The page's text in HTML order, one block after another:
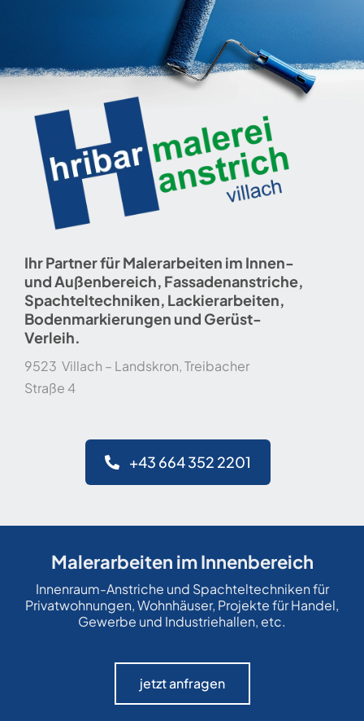
Ihr Partner für Malerarbeiten im Innen-
und Außenbereich, Fassadenanstriche,
Spachteltechniken, Lackierarbeiten,
Bodenmarkierungen und Gerüst-
Verleih.
9523 Villach – Landskron, Treibacher
Straße 4
+43 664 352 2201
Malerarbeiten im Innenbereich
Innenraum-Anstriche und Spachteltechniken für
Privatwohnungen, Wohnhäuser, Projekte für Handel,
Gewerbe und Industriehallen, etc.
jetzt anfragen